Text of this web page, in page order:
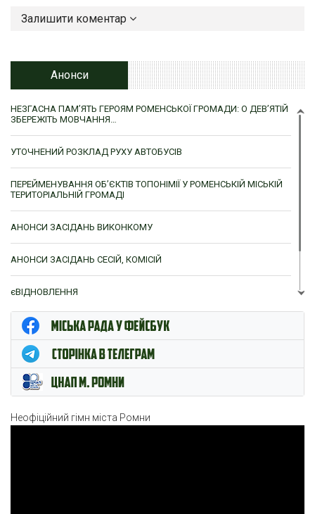
Залишити коментар
Анонси
НЕЗГАСНА ПАМ’ЯТЬ ГЕРОЯМ РОМЕНСЬКОЇ ГРОМАДИ: О ДЕВ’ЯТІЙ
ЗБЕРЕЖІТЬ МОВЧАННЯ…
УТОЧНЕНИЙ РОЗКЛАД РУХУ АВТОБУСІВ
ПЕРЕЙМЕНУВАННЯ ОБ’ЄКТІВ ТОПОНІМІЇ У РОМЕНСЬКІЙ МІСЬКІЙ
ТЕРИТОРІАЛЬНІЙ ГРОМАДІ
АНОНСИ ЗАСІДАНЬ ВИКОНКОМУ
АНОНСИ ЗАСІДАНЬ СЕСІЙ, КОМІСІЙ
єВІДНОВЛЕННЯ
ЦНАП м. Ромни
Неофіційний гімн міста Ромни